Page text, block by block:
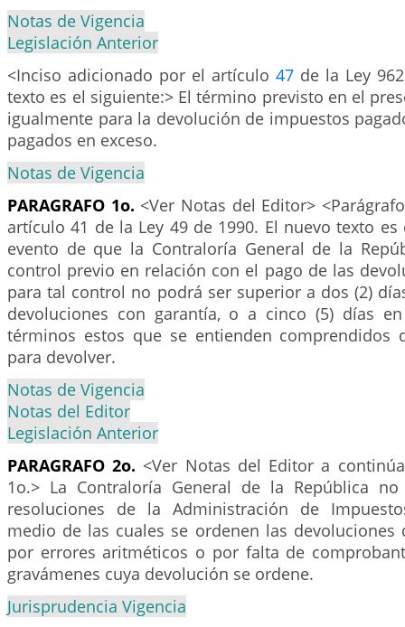
Notas de Vigencia
Legislación Anterior
<Inciso adicionado por el artículo 47 de la Ley
texto es el siguiente:> El término previsto en el
igualmente para la devolución de impuestos
pagados en exceso.
Notas de Vigencia
PARAGRAFO 1o. <Ver Notas del Editor>
artículo 41 de la Ley 49 de 1990. El nuevo texto es
evento de que la Contraloría General de la
control previo en relación con el pago de las
para tal control no podrá ser superior a dos (2)
devoluciones con garantía, o a cinco (5) días
términos estos que se entienden comprendidos
para devolver.
Notas de Vigencia
Notas del Editor
Legislación Anterior
PARAGRAFO 2o. <Ver Notas del Editor a
1o.> La Contraloría General de la República
resoluciones de la Administración de
medio de las cuales se ordenen las devoluciones
por errores aritméticos o por falta de
gravámenes cuya devolución se ordene.
Jurisprudencia Vigencia